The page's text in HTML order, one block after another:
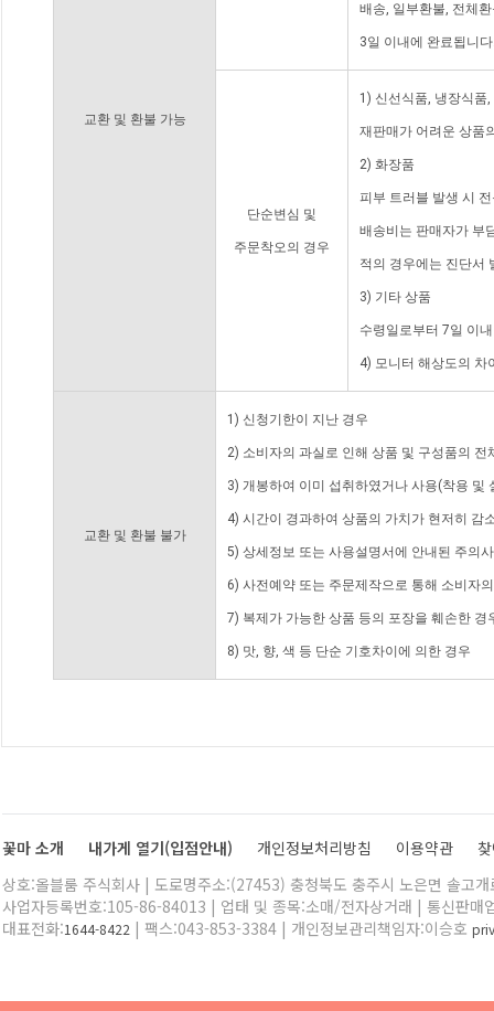
교환 및 환불 가능
배송, 일부환불, 전체
3일 이내에 완료됩니
단순변심 및
주문착오의 경우
1) 신선식품, 냉장식품
재판매가 어려운 상품
2) 화장품
피부 트러블 발생 시
배송비는 판매자가 부
적의 경우에는 진단서
3) 기타 상품
수령일로부터 7일 이
4) 모니터 해상도의 차
교환 및 환불 불가
1) 신청기한이 지난 경우
2) 소비자의 과실로 인해 상품 및 구성품의
3) 개봉하여 이미 섭취하였거나 사용(착용 및
4) 시간이 경과하여 상품의 가치가 현저히 감
5) 상세정보 또는 사용설명서에 안내된 주의
6) 사전예약 또는 주문제작으로 통해 소비자
7) 복제가 가능한 상품 등의 포장을 훼손한 경
8) 맛, 향, 색 등 단순 기호차이에 의한 경우
꽃마 소개 내가게 열기(입점안내) 개인정보처리방침 이용약관
상호:올블룸 주식회사 | 도로명주소:(27453) 충청북도 충주시 노은면 솔고
사업자등록번호:105-86-84013 | 업태 및 종목:소매/전자상거래 | 통신판매
대표전화:1644-8422 | 팩스:043-853-3384 | 개인정보관리책임자:이승호